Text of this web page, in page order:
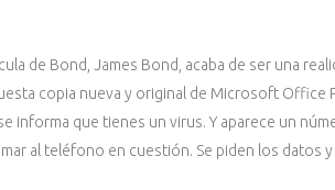
de Bond, James Bond, acaba de ser una
copia nueva y original de Microsoft Office
informa que tienes un virus. Y aparece un
al teléfono en cuestión. Se piden los datos